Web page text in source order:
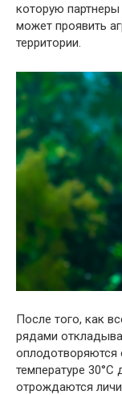
которую
может проявить
территории.
После того, как
рядами
оплодотворяются
температуре 30°С
отрождаются